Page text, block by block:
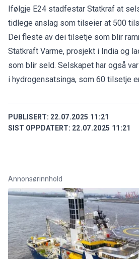
Ifølgje E24 stadfestar Statkraf at
tidlege anslag som tilseier at 500
Dei fleste av dei tilsetje som blir
Statkraft Varme, prosjekt i India og
som blir seld. Selskapet har også
i hydrogensatsinga, som 60 tilsetje
PUBLISERT: 22.07.2025 11:21
SIST OPPDATERT: 22.07.2025 11:21
Annonsørinnhold